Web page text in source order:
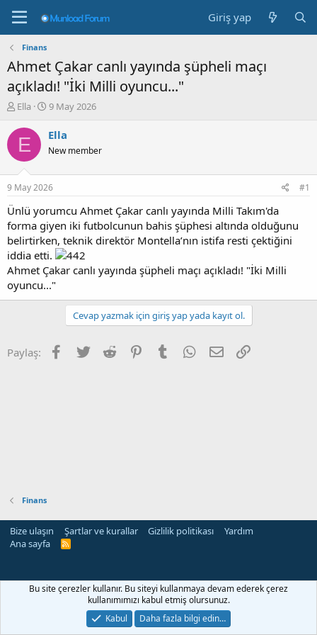
Giriş yap
Finans
Ahmet Çakar canlı yayında şüpheli maçı
açıkladı! "İki Milli oyuncu..."
K
n
b
u
u
b
a
l
a
t
a
n
Ella
B
ş
a
g
ı
ç
a
r
i
h
9 May 2026
E Ella
New member
9 May 2026 #1
Ünlü yorumcu Ahmet Çakar canlı yayında Milli Takım'da
forma giyen iki futbolcunun bahis şüphesi altında olduğunu
belirtirken, teknik direktör Montella’nın istifa resti çektiğini
iddia etti.
Ahmet Çakar canlı yayında şüpheli maçı açıkladı! "İki Milli
oyuncu..."
Cevap yazmak için giriş yap yada kayıt ol.
Paylaş: Facebook
Twitter Reddit PinterestTumblr WhatsApp
E-posta
Finans
Bize ulaşın Şartlar ve kurallar Gizlilik politikası
Yardım
Ana sayfa
R
Bu site çerezler kullanır. Bu siteyi kullanmaya devam ederek çerez
kullanımımızı kabul etmiş olursunuz.
Kabul
Daha fazla bilgi edin…